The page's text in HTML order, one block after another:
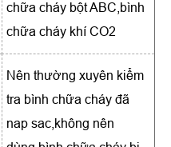
chữa cháy bột ABC,bình
chữa cháy khí CO2
Nên thường xuyên kiểm
tra bình chữa cháy đã
nap sac,không nên